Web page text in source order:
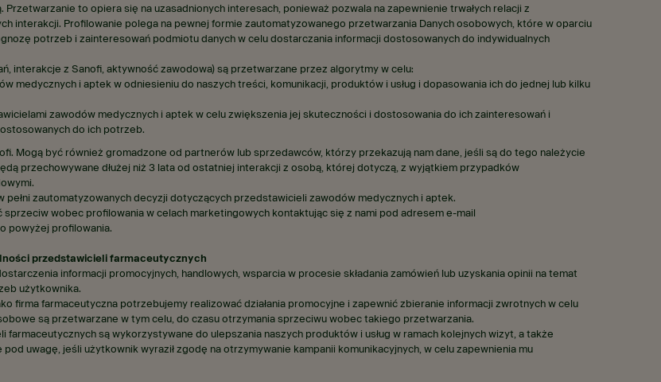
to opiera się na uzasadnionych interesach, ponieważ pozwala na zapewnienie trwałych relacji z
interakcji. Profilowanie polega na pewnej formie zautomatyzowanego przetwarzania Danych osobowych, które w oparciu
potrzeb i zainteresowań podmiotu danych w celu dostarczania informacji dostosowanych do indywidualnych
interakcje z Sanofi, aktywność zawodowa) są przetwarzane przez algorytmy w celu:
medycznych i aptek w odniesieniu do naszych treści, komunikacji, produktów i usług i dopasowania ich do jednej lub kilku
zawodów medycznych i aptek w celu zwiększenia jej skuteczności i dostosowania do ich zainteresowań i
do ich potrzeb.
Mogą być również gromadzone od partnerów lub sprzedawców, którzy przekazują nam dane, jeśli są do tego należycie
przechowywane dłużej niż 3 lata od ostatniej interakcji z osobą, której dotyczą, z wyjątkiem przypadków
pełni zautomatyzowanych decyzji dotyczących przedstawicieli zawodów medycznych i aptek.
wobec profilowania w celach marketingowych kontaktując się z nami pod adresem e-mail
powyżej profilowania.
przedstawicieli farmaceutycznych
informacji promocyjnych, handlowych, wsparcia w procesie składania zamówień lub uzyskania opinii na temat
użytkownika.
firma farmaceutyczna potrzebujemy realizować działania promocyjne i zapewnić zbieranie informacji zwrotnych w celu
są przetwarzane w tym celu, do czasu otrzymania sprzeciwu wobec takiego przetwarzania.
są wykorzystywane do ulepszania naszych produktów i usług w ramach kolejnych wizyt, a także
uwagę, jeśli użytkownik wyraził zgodę na otrzymywanie kampanii komunikacyjnych, w celu zapewnienia mu